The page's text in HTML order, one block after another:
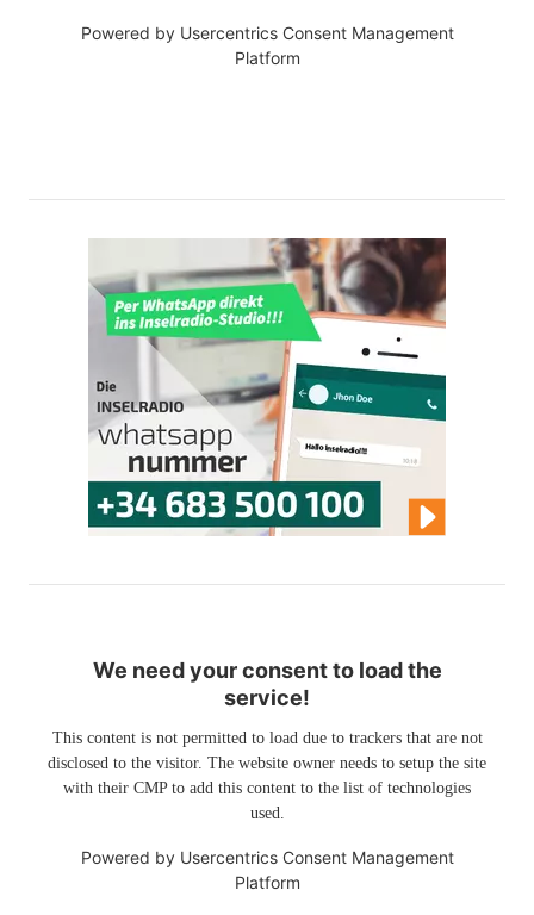
Powered by Usercentrics Consent Management
Platform
We need your consent to load the
service!
This content is not permitted to load due to trackers that are not
disclosed to the visitor. The website owner needs to setup the site
with their CMP to add this content to the list of technologies
used.
Powered by Usercentrics Consent Management
Platform